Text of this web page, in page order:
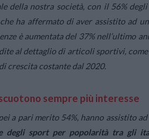
della nostra società, con il 56%
ha affermato di aver assistito ad
è aumentata del 37% nell’ultimo
al dettaglio di articoli sportivi,
crescita costante dal 2020.
sempre più interesse
a pari merito 54%, hanno assistito
degli sport per popolarità tra gli